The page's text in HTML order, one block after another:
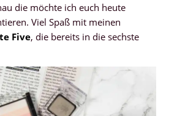
die möchte ich euch heute
Viel Spaß mit meinen
Five, die bereits in die sechste